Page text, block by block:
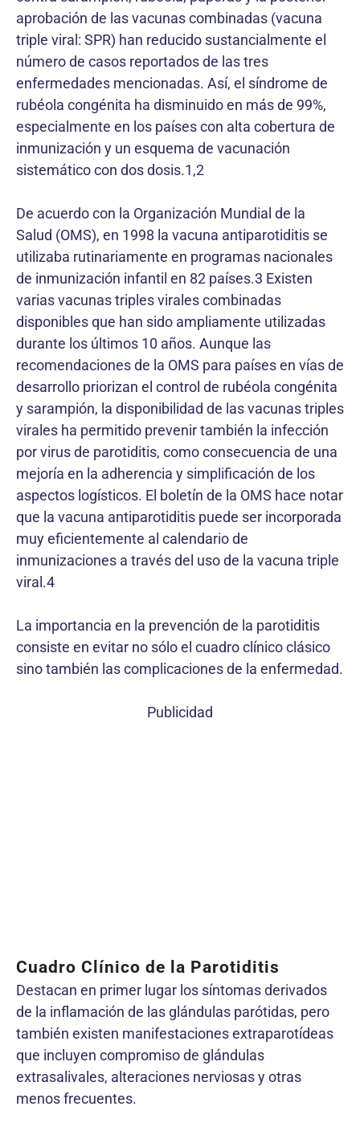
aprobación de las vacunas combinadas (vacuna
triple viral: SPR) han reducido sustancialmente el
número de casos reportados de las tres
enfermedades mencionadas. Así, el síndrome de
rubéola congénita ha disminuido en más de 99%,
especialmente en los países con alta cobertura de
inmunización y un esquema de vacunación
sistemático con dos dosis.1,2
De acuerdo con la Organización Mundial de la
Salud (OMS), en 1998 la vacuna antiparotiditis se
utilizaba rutinariamente en programas nacionales
de inmunización infantil en 82 países.3 Existen
varias vacunas triples virales combinadas
disponibles que han sido ampliamente utilizadas
durante los últimos 10 años. Aunque las
recomendaciones de la OMS para países en vías de
desarrollo priorizan el control de rubéola congénita
y sarampión, la disponibilidad de las vacunas triples
virales ha permitido prevenir también la infección
por virus de parotiditis, como consecuencia de una
mejoría en la adherencia y simplificación de los
aspectos logísticos. El boletín de la OMS hace notar
que la vacuna antiparotiditis puede ser incorporada
muy eficientemente al calendario de
inmunizaciones a través del uso de la vacuna triple
viral.4
La importancia en la prevención de la parotiditis
consiste en evitar no sólo el cuadro clínico clásico
sino también las complicaciones de la enfermedad.
Publicidad
Cuadro Clínico de la Parotiditis
Destacan en primer lugar los síntomas derivados
de la inflamación de las glándulas parótidas, pero
también existen manifestaciones extraparotídeas
que incluyen compromiso de glándulas
extrasalivales, alteraciones nerviosas y otras
menos frecuentes.